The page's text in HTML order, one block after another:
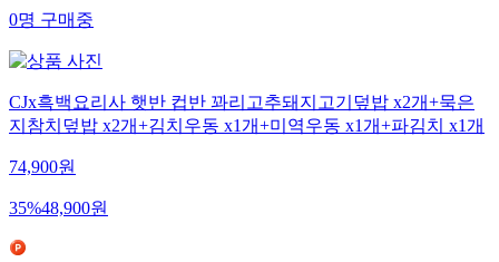
0명구매중
CJx흑백요리사 햇반 컵반 꽈리고추돼지고기덮밥 x2개+묵은
지참치덮밥 x2개+김치우동 x1개+미역우동 x1개+파김치 x1개
74,900원
35%48,900원